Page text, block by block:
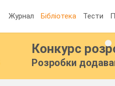
Журнал Бібліотека Тести
Конкурс
Розробки